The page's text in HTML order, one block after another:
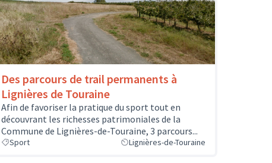
Des parcours de trail permanents à
Lignières de Touraine
Afin de favoriser la pratique du sport tout en
découvrant les richesses patrimoniales de la
Commune de Lignières-de-Touraine, 3 parcours...
Sport Lignières-de-Touraine